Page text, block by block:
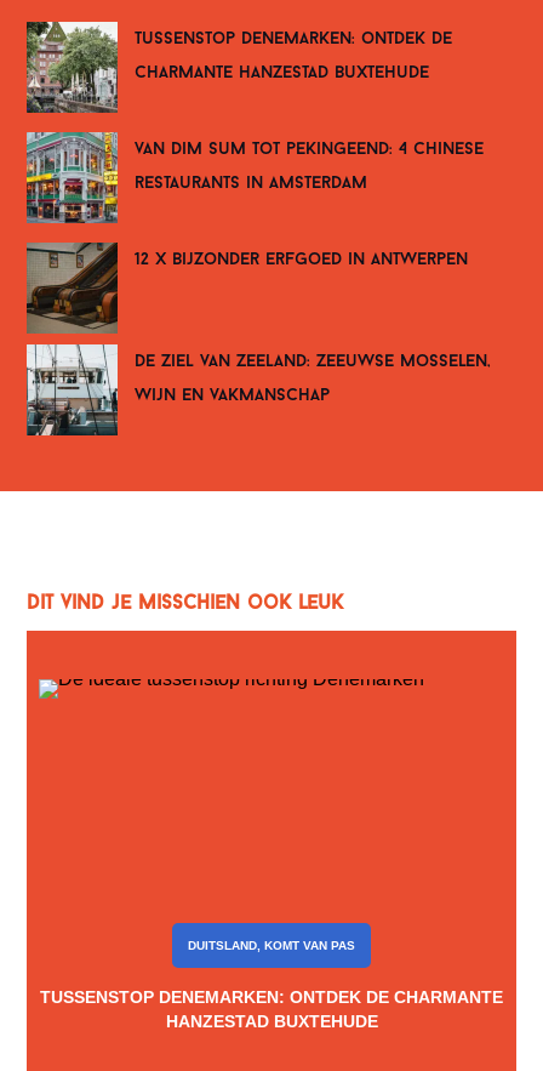
tussenstop denemarken: ontdek de
charmante hanzestad buxtehude
van dim sum tot pekingeend: 4 chinese
restaurants in amsterdam
12 x bijzonder erfgoed in antwerpen
de ziel van zeeland: zeeuwse mosselen,
wijn en vakmanschap
Dit vind je misschien ook leuk
TUSSENSTOP DENEMARKEN: ONTDEK DE CHARMANTE
HANZESTAD BUXTEHUDE
DUITSLAND, KOMT VAN PAS